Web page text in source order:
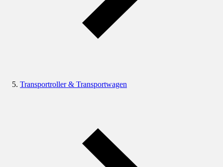
Transportroller & Transportwagen